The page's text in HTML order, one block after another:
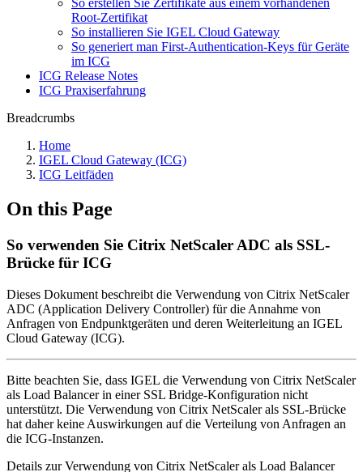
So erstellen Sie Zertifikate aus einem vorhandenen
Root-Zertifikat
So installieren Sie IGEL Cloud Gateway
So generiert man First-Authentication-Keys für Geräte
im ICG
ICG Release Notes
ICG Praxiserfahrung
Breadcrumbs
Home
IGEL Cloud Gateway (ICG)
ICG Leitfäden
On this Page
So verwenden Sie Citrix NetScaler ADC als SSL-
Brücke für ICG
Dieses Dokument beschreibt die Verwendung von Citrix NetScaler
ADC (Application Delivery Controller) für die Annahme von
Anfragen von Endpunktgeräten und deren Weiterleitung an IGEL
Cloud Gateway (ICG).
Bitte beachten Sie, dass IGEL die Verwendung von Citrix NetScaler
als Load Balancer in einer SSL Bridge-Konfiguration nicht
unterstützt. Die Verwendung von Citrix NetScaler als SSL-Brücke
hat daher keine Auswirkungen auf die Verteilung von Anfragen an
die ICG-Instanzen.
Details zur Verwendung von Citrix NetScaler als Load Balancer